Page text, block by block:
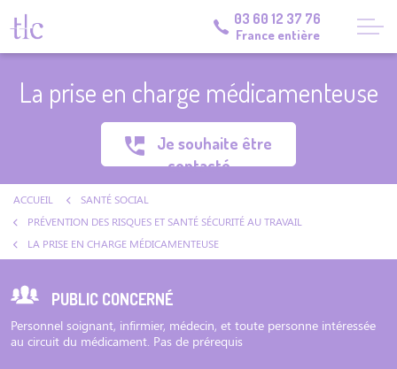
03 60 12 37 76
France entière
La prise en charge médicamenteuse
Je souhaite être
contacté
ACCUEIL
SANTÉ SOCIAL
PRÉVENTION DES RISQUES ET SANTÉ SÉCURITÉ AU TRAVAIL
LA PRISE EN CHARGE MÉDICAMENTEUSE
PUBLIC CONCERNÉ
Personnel soignant, infirmier, médecin, et toute personne intéressée
au circuit du médicament. Pas de prérequis